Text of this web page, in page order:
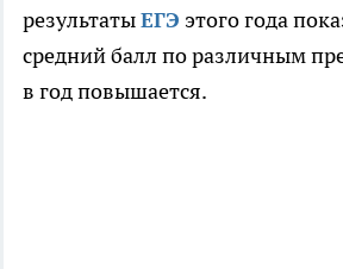
результатыЕГЭ этого года
средний балл по различным
в год повышается.